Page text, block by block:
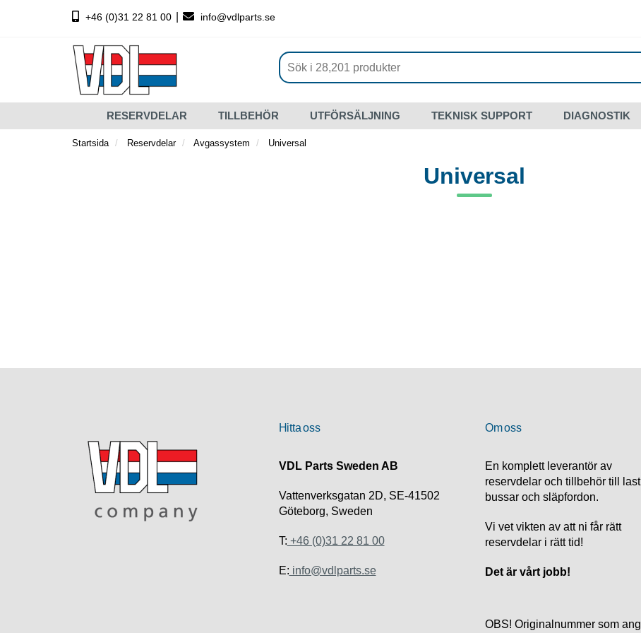
+46 (0)31 22 81 00 info@vdlparts.se
RESERVDELAR TILLBEHÖR UTFÖRSÄLJNING TEKNISK SUPPORT DIAGNOSTIK
Startsida Reservdelar Avgassystem Universal
Universal
Hitta oss
VDL Parts Sweden AB
Vattenverksgatan 2D, SE-41502
Göteborg, Sweden
T: +46 (0)31 22 81 00
E: info@vdlparts.se
Om oss
En komplett leverantör av
reservdelar och tillbehör till
bussar och släpfordon.
Vi vet vikten av att ni får rätt
reservdelar i rätt tid!
Det är vårt jobb!
OBS! Originalnummer som